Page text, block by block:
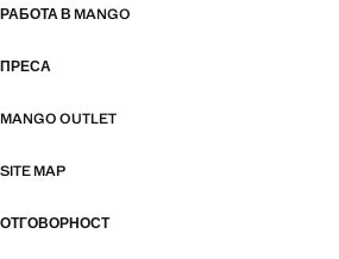
РАБОТА В MANGO
ПРЕСА
MANGO OUTLET
SITE MAP
ОТГОВОРНОСТ